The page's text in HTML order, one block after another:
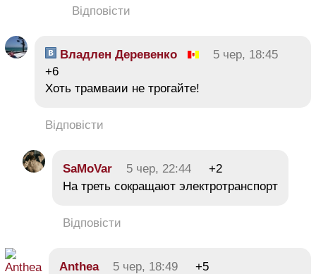
Відповісти
Владлен Деревенко
5 чер, 18:45
+6
Хоть трамваии не трогайте!
Відповісти
SaMoVar 5 чер, 22:44
+2
На треть сокращают электротранспорт
Відповісти
Anthea 5 чер, 18:49
+5